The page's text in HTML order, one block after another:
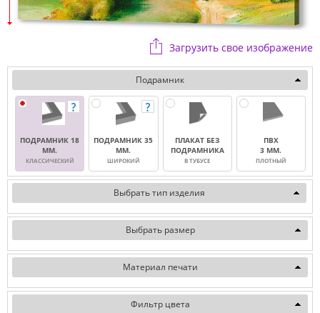
Загрузить свое изображение
Подрамник
ПОДРАМНИК 18
ММ.
КЛАССИЧЕСКИЙ
ПОДРАМНИК 35
ММ.
ШИРОКИЙ
ПЛАКАТ БЕЗ
ПОДРАМНИКА
В ТУБУСЕ
ПВХ
3 ММ.
ПЛОТНЫЙ
Выбрать тип изделия
Выбрать размер
Материал печати
Фильтр цвета